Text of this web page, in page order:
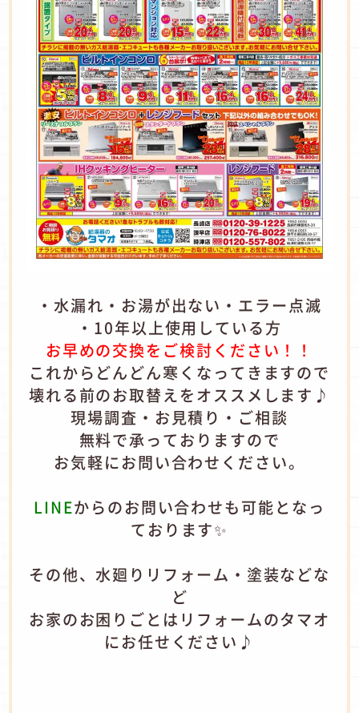
・水漏れ・お湯が出ない・エラー点滅
・10年以上使用している方
お早めの交換をご検討ください！！
これからどんどん寒くなってきますので
壊れる前のお取替えをオススメします♪
現場調査・お見積り・ご相談
無料で承っておりますので
お気軽にお問い合わせください。
LINEからのお問い合わせも可能となっ
ております✨
その他、水廻りリフォーム・塗装などな
ど
お家のお困りごとはリフォームのタマオ
にお任せください♪